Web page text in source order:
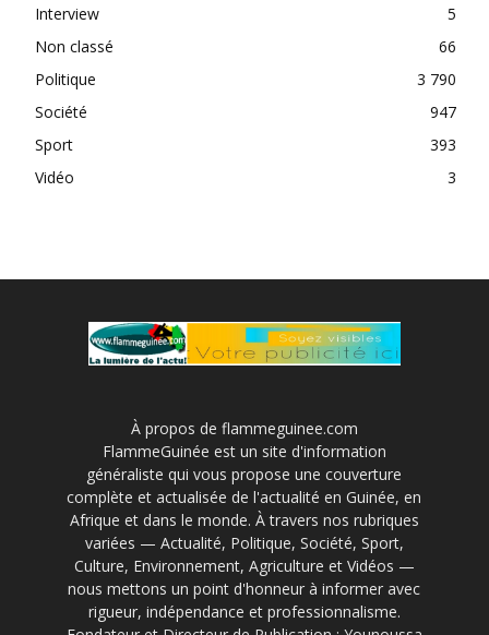
Interview
5
Non classé
66
Politique
3 790
Société
947
Sport
393
Vidéo
3
À propos de flammeguinee.com
FlammeGuinée est un site d'information
généraliste qui vous propose une couverture
complète et actualisée de l'actualité en Guinée, en
Afrique et dans le monde. À travers nos rubriques
variées — Actualité, Politique, Société, Sport,
Culture, Environnement, Agriculture et Vidéos —
nous mettons un point d'honneur à informer avec
rigueur, indépendance et professionnalisme.